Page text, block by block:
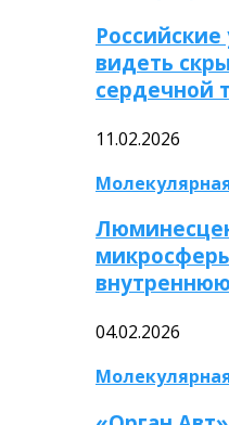
видеть
сердечной
11.02.2026
04.02.2026